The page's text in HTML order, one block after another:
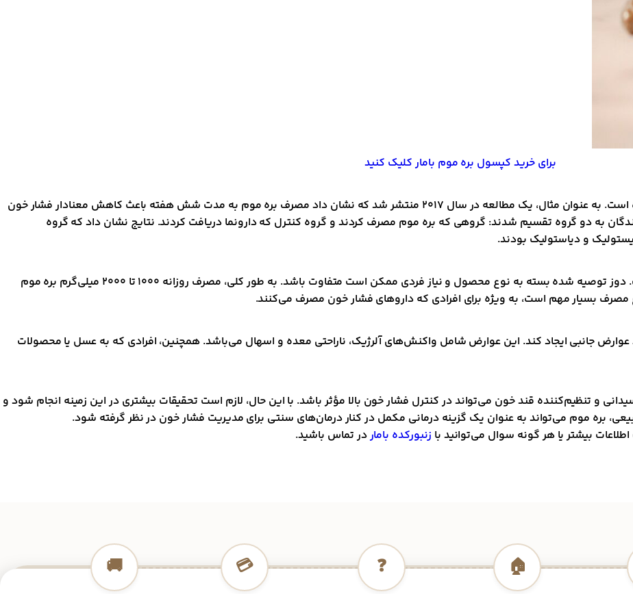
برای خرید کپسول بره موم بامار کلیک کنید
تحقیقات مختلفی در مورد درمان فشارخون با بره موم انجام شده است. به عنوان مثال، یک مطالعه در سال ۲۰۱۷ منتشر شد که نشان داد مصرف بره موم به مدت شش هفته باعث کاهش معنادار فشار خون
به دو گروه تقسیم شدند: گروهی که بره موم مصرف کردند و گروه کنترل که دارونما دریافت کردند. نتایج نشان داد که گروه
و دیاستولیک بودند.
بره موم معمولاً به صورت مکمل، عصاره یا پودر در دسترس است. دوز توصیه شده بسته به نوع محصول و نیاز فردی ممکن است متفاوت باشد. به طور کلی، مصرف روزانه ۱۰۰۰ تا ۲۰۰۰ میلی‌گرم بره موم
بسیار مهم است، به ویژه برای افرادی که داروهای فشار خون مصرف می‌کنند.
جانبی ایجاد کند. این عوارض شامل واکنش‌های آلرژیک، ناراحتی معده و اسهال می‌باشد. همچنین، افرادی که به عسل یا محصولات
و تنظیم‌کننده قند خون می‌تواند در کنترل فشار خون بالا مؤثر باشد. با این حال، لازم است تحقیقات بیشتری در این زمینه انجام شود و
موم می‌تواند به عنوان یک گزینه درمانی مکمل در کنار درمان‌های سنتی برای مدیریت فشار خون در نظر گرفته شود.
بیشتر یا هر گونه سوال می‌توانید با زنبورکده باماردر تماس باشید.
🏠
❓
💳
🚚